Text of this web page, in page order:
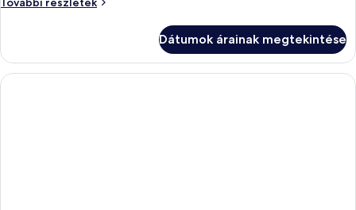
Dátumok árainak megtekintése